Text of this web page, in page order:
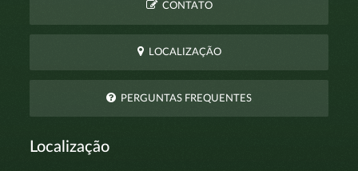
CONTATO
LOCALIZAÇÃO
PERGUNTAS FREQUENTES
Localização